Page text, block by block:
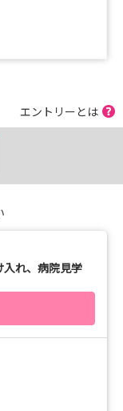
）
ます。
鹿児島！」「ほ
スに出展しま
ち寄りください
んは、ぜひ見学
気軽にご連絡楽
エントリーとは
れ、病院見学